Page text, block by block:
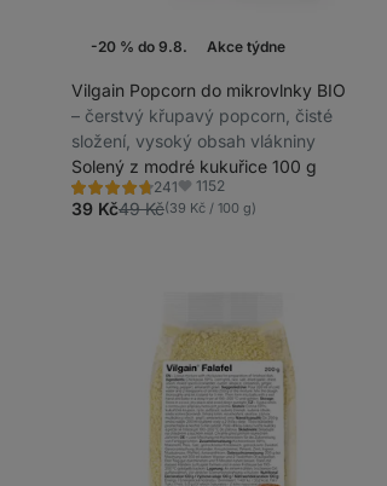
-20 % do 9.8. Akce týdne
Vilgain Popcorn do mikrovlnky BIO
⁠–⁠ čerstvý křupavý popcorn, čisté
složení, vysoký obsah vlákniny
Solený z modré kukuřice 100 g
241
Hodnocení
4.8/5,
241
Oblíbené
1152
39 Kč49 Kč(39 Kč / 100 g)